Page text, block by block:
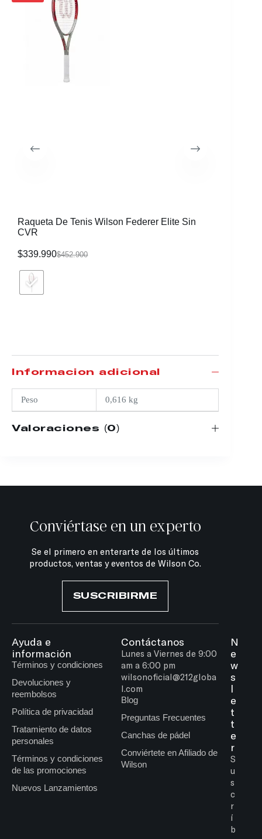
Raqueta De Tenis Wilson Federer Elite Sin
CVR
$452.900
$339.990
Información adicional
Peso 0,616 kg
Valoraciones (0)
Conviértase en un experto
Se el primero en enterarte de los últimos
productos, ventas y eventos de Wilson Co.
SUSCRIBIRME
Ayuda e
información
Términos y condiciones
Devoluciones y
reembolsos
Política de privacidad
Tratamiento de datos
personales
Términos y condiciones
de las promociones
Nuevos Lanzamientos
Contáctanos
Lunes a Viernes de 9:00
am a 6:00 pm
wilsonoficial@212globa
l.com
Blog
Preguntas Frecuentes
Canchas de pádel
Conviértete en Afiliado de
Wilson
N
e
w
s
l
e
t
t
e
r
S
u
s
c
r
í
b